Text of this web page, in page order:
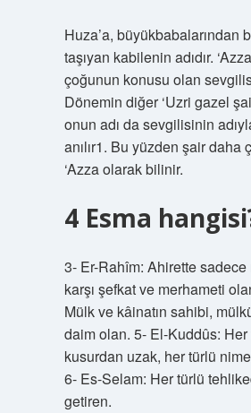
Huza’a, büyükbabalarından
taşıyan kabilenin adıdır.
çoğunun konusu olan
Dönemin diğer ‘Uzri gazel
onun adı da sevgilisinin
anılır1. Bu yüzden şair daha
‘Azza olarak bilinir.
4 Esma
3- Er-Rahîm: Ahirette
karşı şefkat ve merhameti
Mülk ve kâinatın sahibi,
daim olan. 5- El-Kuddûs: Her
kusurdan uzak, her türlü
6- Es-Selam: Her türlü
getiren.